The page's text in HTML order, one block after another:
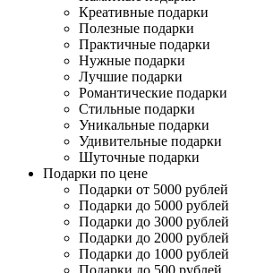
Креативные подарки
Полезные подарки
Практичные подарки
Нужные подарки
Лучшие подарки
Романтические подарки
Стильные подарки
Уникальные подарки
Удивительные подарки
Шуточные подарки
Подарки по цене
Подарки от 5000 рублей
Подарки до 5000 рублей
Подарки до 3000 рублей
Подарки до 2000 рублей
Подарки до 1000 рублей
Подарки до 500 рублей